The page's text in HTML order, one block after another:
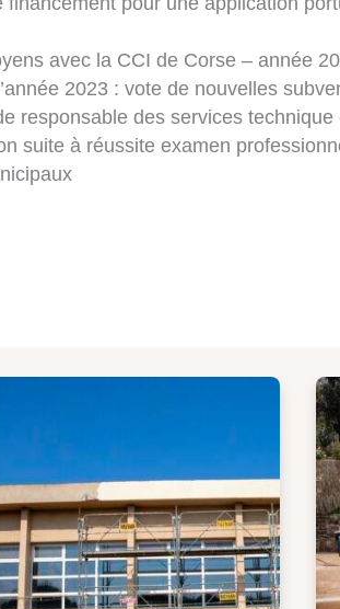
avec la CCI de Corse – année
2023 : vote de nouvelles
responsable des services
suite à réussite examen